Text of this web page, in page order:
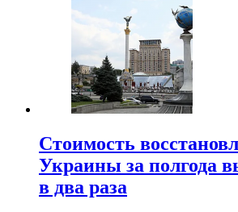
Стоимость
Украины за полгода
в два раза